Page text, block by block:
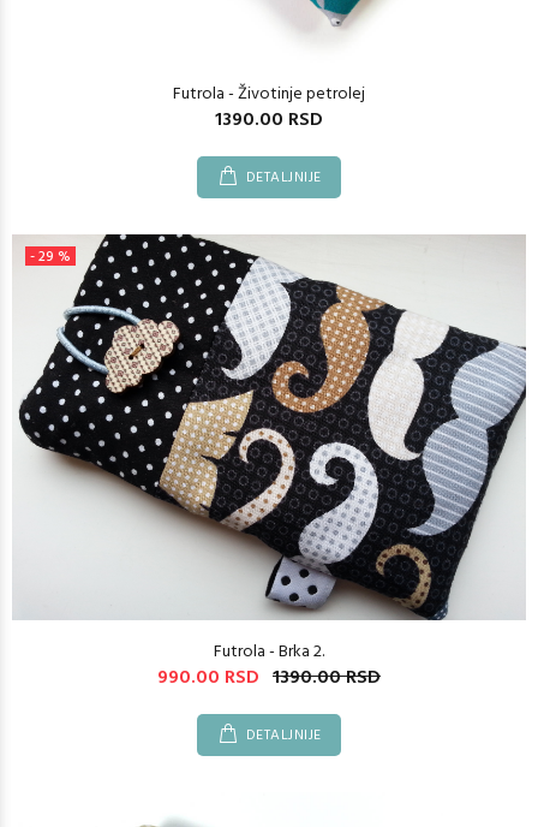
Futrola - Životinje petrolej
1390.00 RSD
DETALJNIJE
- 29 %
Futrola - Brka 2.
990.00 RSD 1390.00 RSD
DETALJNIJE